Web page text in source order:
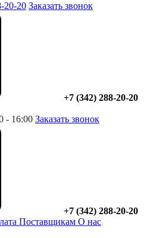
20-20 Заказать звонок
+7 (342) 288-20-20
- 16:00 Заказать звонок
+7 (342) 288-20-20
Поставщикам О нас